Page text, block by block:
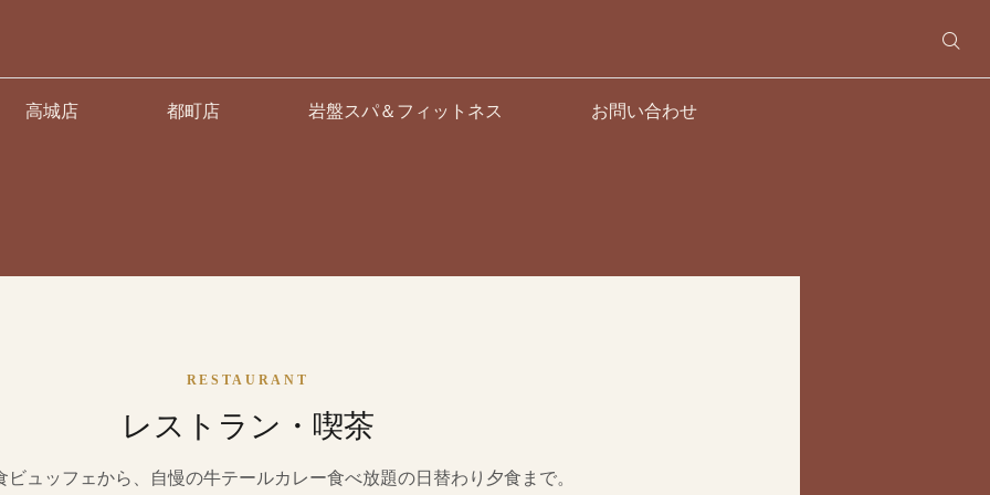
高城店 都町店 岩盤スパ＆フィットネス お問い合わせ
RESTAURANT
レストラン・喫茶
ビュッフェから、自慢の牛テールカレー食べ放題の日替わり夕食まで。